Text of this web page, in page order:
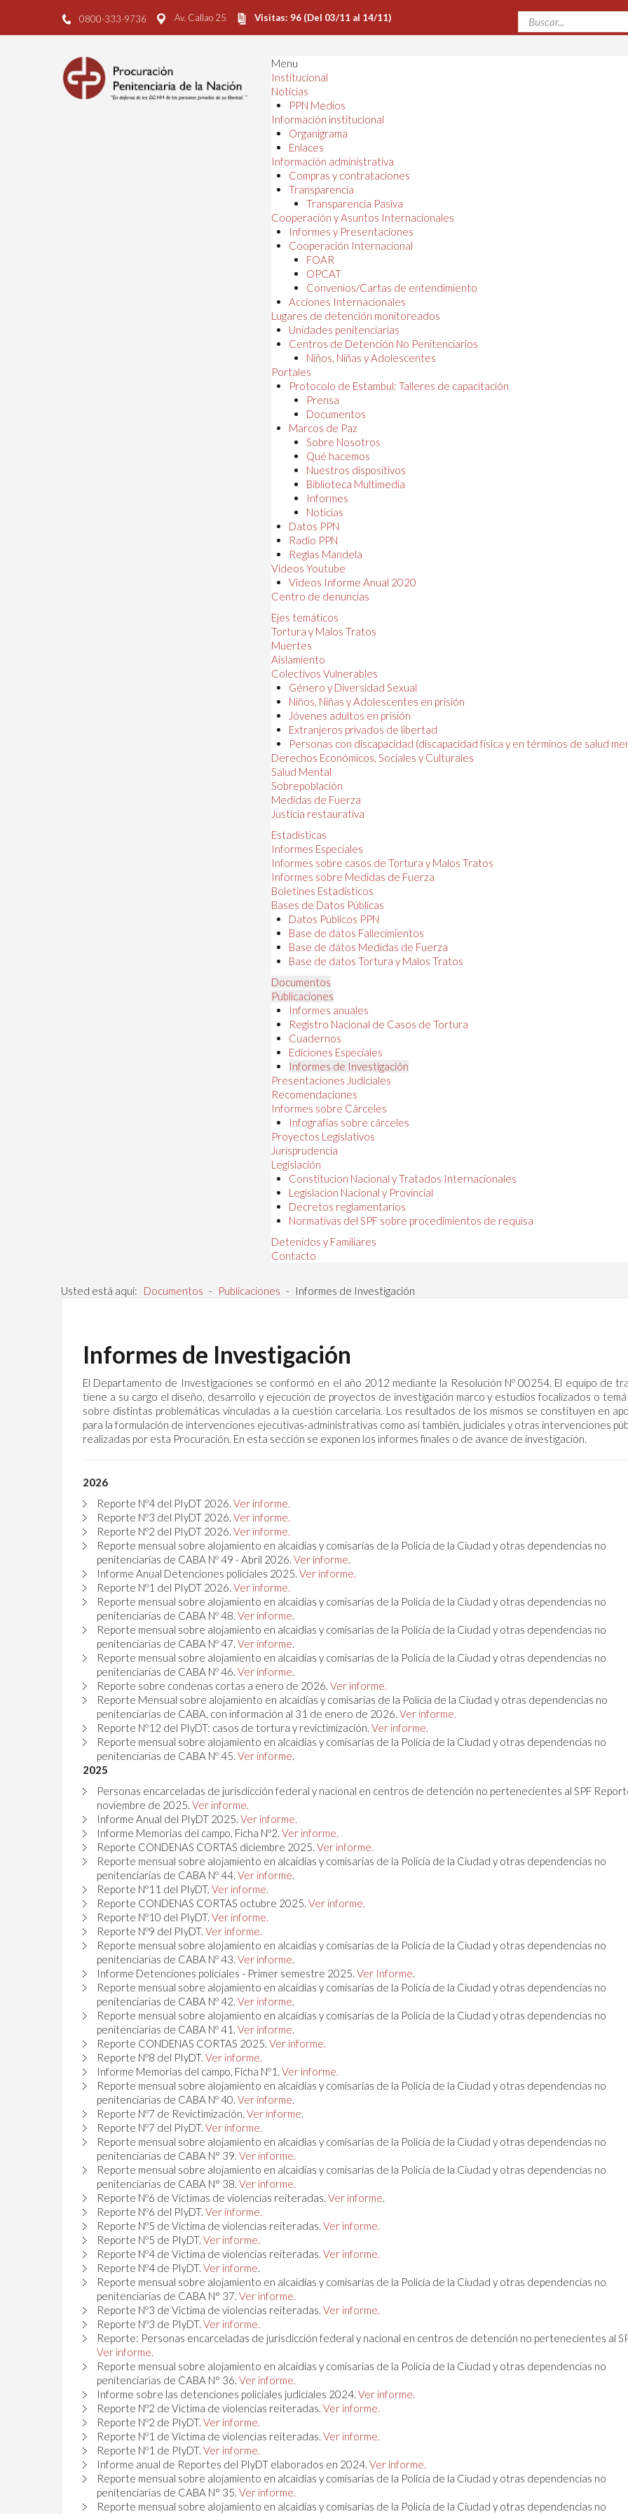
0800-333-9736 Av. Callao 25 Visitas: 96 (Del 03/11 al 14/11)
Menu
Institucional
Noticias
PPN Medios
Información institucional
Organigrama
Enlaces
Información administrativa
Compras y contrataciones
Transparencia
Transparencia Pasiva
Cooperación y Asuntos Internacionales
Informes y Presentaciones
Cooperación Internacional
FOAR
OPCAT
Convenios/Cartas de entendimiento
Acciones Internacionales
Lugares de detención monitoreados
Unidades penitenciarias
Centros de Detención No Penitenciarios
Niños, Niñas y Adolescentes
Portales
Protocolo de Estambul: Talleres de capacitación
Prensa
Documentos
Marcos de Paz
Sobre Nosotros
Qué hacemos
Nuestros dispositivos
Biblioteca Multimedia
Informes
Noticias
Datos PPN
Radio PPN
Reglas Mandela
Videos Youtube
Videos Informe Anual 2020
Centro de denuncias
Ejes temáticos
Tortura y Malos Tratos
Muertes
Aislamiento
Colectivos Vulnerables
Género y Diversidad Sexual
Niños, Niñas y Adolescentes en prisión
Jóvenes adultos en prisión
Extranjeros privados de libertad
Personas con discapacidad (discapacidad física y en términos de salud
Derechos Económicos, Sociales y Culturales
Salud Mental
Sobrepoblación
Medidas de Fuerza
Justicia restaurativa
Estadísticas
Informes Especiales
Informes sobre casos de Tortura y Malos Tratos
Informes sobre Medidas de Fuerza
Boletines Estadísticos
Bases de Datos Públicas
Datos Públicos PPN
Base de datos Fallecimientos
Base de datos Medidas de Fuerza
Base de datos Tortura y Malos Tratos
Documentos
Publicaciones
Informes anuales
Registro Nacional de Casos de Tortura
Cuadernos
Ediciones Especiales
Informes de Investigación
Presentaciones Judiciales
Recomendaciones
Informes sobre Cárceles
Infografías sobre cárceles
Proyectos Legislativos
Jurisprudencia
Legislación
Constitucion Nacional y Tratados Internacionales
Legislacion Nacional y Provincial
Decretos reglamentarios
Normativas del SPF sobre procedimientos de requisa
Detenidos y Familiares
Contacto
Usted está aquí: Documentos - Publicaciones - Informes de Investigación
Informes de Investigación
El Departamento de Investigaciones se conformó en el año 2012 mediante la Resolución Nº 00254. El equipo de
tiene a su cargo el diseño, desarrollo y ejecución de proyectos de investigación marco y estudios focalizados o
sobre distintas problemáticas vinculadas a la cuestión carcelaria. Los resultados de los mismos se constituyen en
para la formulación de intervenciones ejecutivas-administrativas como así también, judiciales y otras intervenciones
realizadas por esta Procuración. En esta sección se exponen los informes finales o de avance de investigación.
2026
Reporte Nº4 del PIyDT 2026. Ver informe.
Reporte Nº3 del PIyDT 2026. Ver informe.
Reporte Nº2 del PIyDT 2026. Ver informe.
Reporte mensual sobre alojamiento en alcaidías y comisarías de la Policía de la Ciudad y otras dependencias no
penitenciarias de CABA Nº 49 - Abril 2026. Ver informe.
Informe Anual Detenciones policiales 2025. Ver informe.
Reporte Nº1 del PIyDT 2026. Ver informe.
Reporte mensual sobre alojamiento en alcaidías y comisarías de la Policía de la Ciudad y otras dependencias no
penitenciarias de CABA Nº 48. Ver informe.
Reporte mensual sobre alojamiento en alcaidías y comisarías de la Policía de la Ciudad y otras dependencias no
penitenciarias de CABA Nº 47. Ver informe.
Reporte mensual sobre alojamiento en alcaidías y comisarías de la Policía de la Ciudad y otras dependencias no
penitenciarias de CABA Nº 46. Ver informe.
Reporte sobre condenas cortas a enero de 2026. Ver informe.
Reporte Mensual sobre alojamiento en alcaidías y comisarias de la Policía de la Ciudad y otras dependencias no
penitenciarias de CABA, con información al 31 de enero de 2026. Ver informe.
Reporte Nº12 del PIyDT: casos de tortura y revictimización. Ver informe.
Reporte mensual sobre alojamiento en alcaidías y comisarías de la Policía de la Ciudad y otras dependencias no
penitenciarias de CABA Nº 45. Ver informe.
2025
Personas encarceladas de jurisdicción federal y nacional en centros de detención no pertenecientes al SPF
noviembre de 2025. Ver informe.
Informe Anual del PIyDT 2025. Ver informe.
Informe Memorias del campo, Ficha Nº2. Ver informe.
Reporte CONDENAS CORTAS diciembre 2025. Ver informe.
Reporte mensual sobre alojamiento en alcaidías y comisarías de la Policía de la Ciudad y otras dependencias no
penitenciarias de CABA Nº 44. Ver informe.
Reporte Nº11 del PIyDT. Ver informe.
Reporte CONDENAS CORTAS octubre 2025. Ver informe.
Reporte Nº10 del PIyDT. Ver informe.
Reporte Nº9 del PIyDT. Ver informe.
Reporte mensual sobre alojamiento en alcaidías y comisarías de la Policía de la Ciudad y otras dependencias no
penitenciarias de CABA Nº 43. Ver informe.
Informe Detenciones policiales - Primer semestre 2025. Ver Informe.
Reporte mensual sobre alojamiento en alcaidías y comisarías de la Policía de la Ciudad y otras dependencias no
penitenciarias de CABA Nº 42. Ver informe.
Reporte mensual sobre alojamiento en alcaidías y comisarías de la Policía de la Ciudad y otras dependencias no
penitenciarias de CABA Nº 41. Ver informe.
Reporte CONDENAS CORTAS 2025. Ver informe.
Reporte Nº8 del PIyDT. Ver informe.
Informe Memorias del campo, Ficha Nº1. Ver informe.
Reporte mensual sobre alojamiento en alcaidías y comisarías de la Policía de la Ciudad y otras dependencias no
penitenciarias de CABA Nº 40. Ver informe.
Reporte Nº7 de Revictimización. Ver informe.
Reporte Nº7 del PIyDT. Ver informe.
Reporte mensual sobre alojamiento en alcaidías y comisarías de la Policía de la Ciudad y otras dependencias no
penitenciarias de CABA N° 39. Ver informe.
Reporte mensual sobre alojamiento en alcaidías y comisarías de la Policía de la Ciudad y otras dependencias no
penitenciarias de CABA N° 38. Ver informe.
Reporte Nº6 de Víctimas de violencias reiteradas. Ver informe.
Reporte Nº6 del PIyDT. Ver informe.
Reporte Nº5 de Victima de violencias reiteradas. Ver informe.
Reporte Nº5 de PIyDT. Ver informe.
Reporte Nº4 de Victima de violencias reiteradas. Ver informe.
Reporte Nº4 de PIyDT. Ver informe.
Reporte mensual sobre alojamiento en alcaidías y comisarías de la Policía de la Ciudad y otras dependencias no
penitenciarias de CABA N° 37. Ver informe.
Reporte Nº3 de Victima de violencias reiteradas. Ver informe.
Reporte Nº3 de PIyDT. Ver informe.
Reporte: Personas encarceladas de jurisdicción federal y nacional en centros de detención no pertenecientes al
Ver informe.
Reporte mensual sobre alojamiento en alcaidías y comisarías de la Policía de la Ciudad y otras dependencias no
penitenciarias de CABA N° 36. Ver informe.
Informe sobre las detenciones policiales judiciales 2024. Ver informe.
Reporte Nº2 de Victima de violencias reiteradas. Ver informe.
Reporte Nº2 de PIyDT. Ver informe.
Reporte Nº1 de Victima de violencias reiteradas. Ver informe.
Reporte Nº1 de PIyDT. Ver informe.
Informe anual de Reportes del PIyDT elaborados en 2024. Ver informe.
Reporte mensual sobre alojamiento en alcaidías y comisarías de la Policía de la Ciudad y otras dependencias no
penitenciarias de CABA N° 35. Ver informe.
Reporte mensual sobre alojamiento en alcaidías y comisarías de la Policía de la Ciudad y otras dependencias no